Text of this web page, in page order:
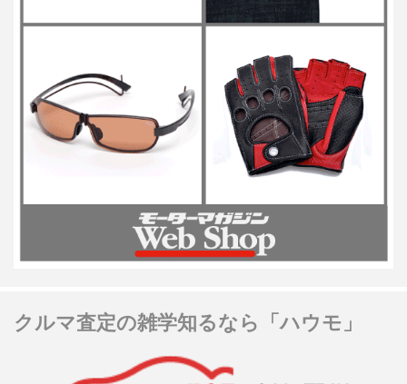
クルマ査定の雑学知るなら「ハウモ」